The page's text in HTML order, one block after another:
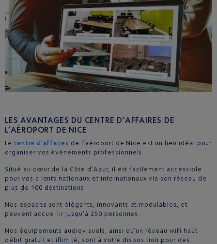
LES AVANTAGES DU CENTRE D’AFFAIRES DE
L’AÉROPORT DE NICE
Le centre d’affaires de l’aéroport de Nice est un lieu idéal pour
organiser vos événements professionnels.
Situé au cœur de la Côte d’Azur, il est facilement accessible
pour vos clients nationaux et internationaux via son réseau de
plus de 100 destinations.
Nos espaces sont élégants, innovants et modulables, et
peuvent accueillir jusqu’à 250 personnes.
Nos équipements audiovisuels, ainsi qu’un réseau wifi haut
débit gratuit et illimité, sont à votre disposition pour des